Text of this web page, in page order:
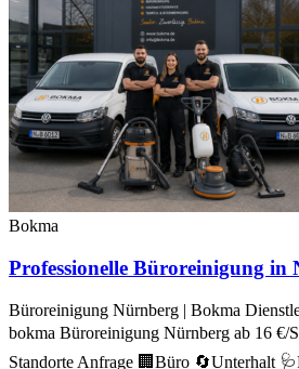
Bokma
Professionelle Büroreinigung in
Büroreinigung Nürnberg | Bokma
bokma Büroreinigung Nürnberg ab 16 €/
Standorte Anfrage 🏢Büro 🔄Unterhalt